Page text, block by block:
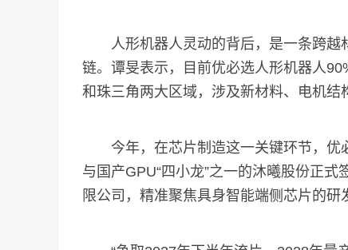
人形机器人灵动的背后，是一条跨越
链。谭旻表示，目前优必选人形机器人
和珠三角两大区域，涉及新材料、电机结
今年，在芯片制造这一关键环节，优
与国产GPU“四小龙”之一的沐曦股份正
限公司，精准聚焦具身智能端侧芯片的研